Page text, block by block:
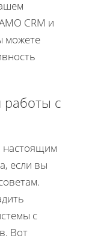
CRM и
можете
с
настоящим
если вы
с
Вот